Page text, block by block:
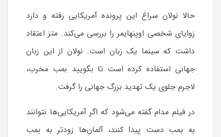
حالا نولان سراغ این پرونده آمریکایی رفته و دارد
زوایای شخصی اوپنهایمر را بررسی می‌کند. متز اعتقاد
داشت که سینما یک زبان است. نولان از این زبان
جهانی استفاده کرده است تا بگویید بمب مخرب،
لاجرم جلوی یک تهدید بزرگ جهانی را گرفت.
در فیلم مدام گفته می‌شود که اگر آمریکایی‌ها نتوانند
به بمب دست پیدا کنند، آلمان‌ها زودتر به بمب